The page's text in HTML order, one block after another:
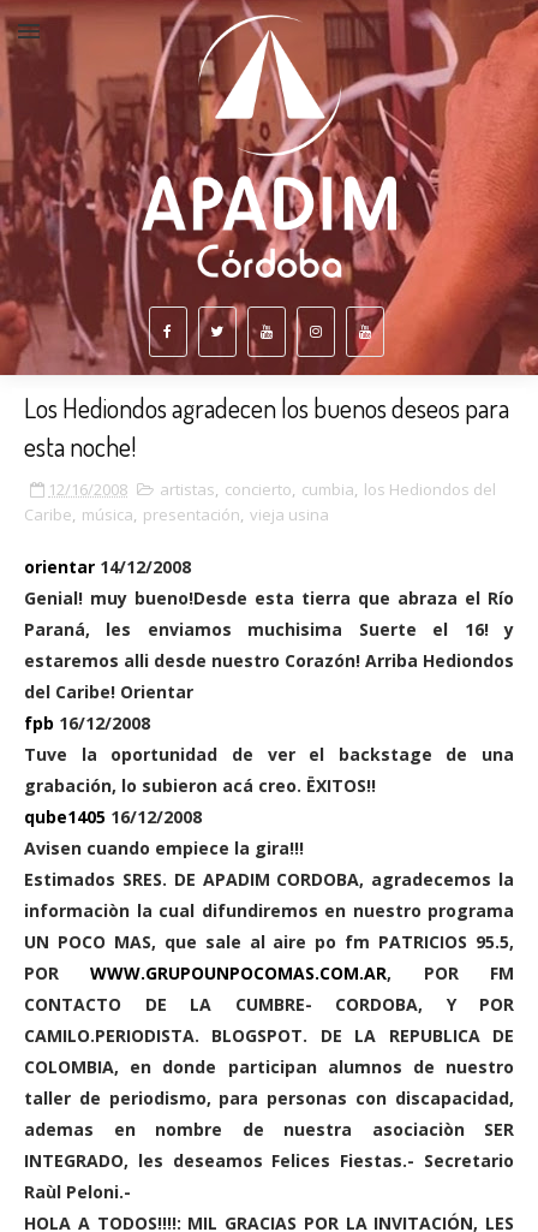
Los Hediondos agradecen los buenos deseos para
esta noche!
12/16/2008 artistas, concierto, cumbia, los Hediondos del
Caribe, música, presentación, vieja usina
orientar 14/12/2008
Genial! muy bueno!Desde esta tierra que abraza el Río
Paraná, les enviamos muchisima Suerte el 16! y
estaremos alli desde nuestro Corazón! Arriba Hediondos
del Caribe! Orientar
fpb 16/12/2008
Tuve la oportunidad de ver el backstage de una
grabación, lo subieron acá creo. ËXITOS!!
qube1405 16/12/2008
Avisen cuando empiece la gira!!!
Estimados SRES. DE APADIM CORDOBA, agradecemos la
informaciòn la cual difundiremos en nuestro programa
UN POCO MAS, que sale al aire po fm PATRICIOS 95.5,
PORWWW.GRUPOUNPOCOMAS.COM.AR, POR FM
CONTACTO DE LA CUMBRE- CORDOBA, Y POR
CAMILO.PERIODISTA. BLOGSPOT. DE LA REPUBLICA DE
COLOMBIA, en donde participan alumnos de nuestro
taller de periodismo, para personas con discapacidad,
ademas en nombre de nuestra asociaciòn SER
INTEGRADO, les deseamos Felices Fiestas.- Secretario
Raùl Peloni.-
HOLA A TODOS!!!!: MIL GRACIAS POR LA INVITACIÓN, LES